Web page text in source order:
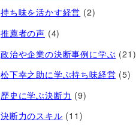
持ち味を活かす経営​ (2)
推薦者の声 (4)
政治や企業の決断事例に学ぶ (21)
松下幸之助に学ぶ持ち味経営 (5)
歴史に学ぶ決断力 (9)
決断力のスキル (11)